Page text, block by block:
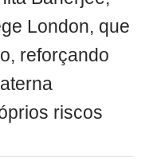
London, que
reforçando
riscos